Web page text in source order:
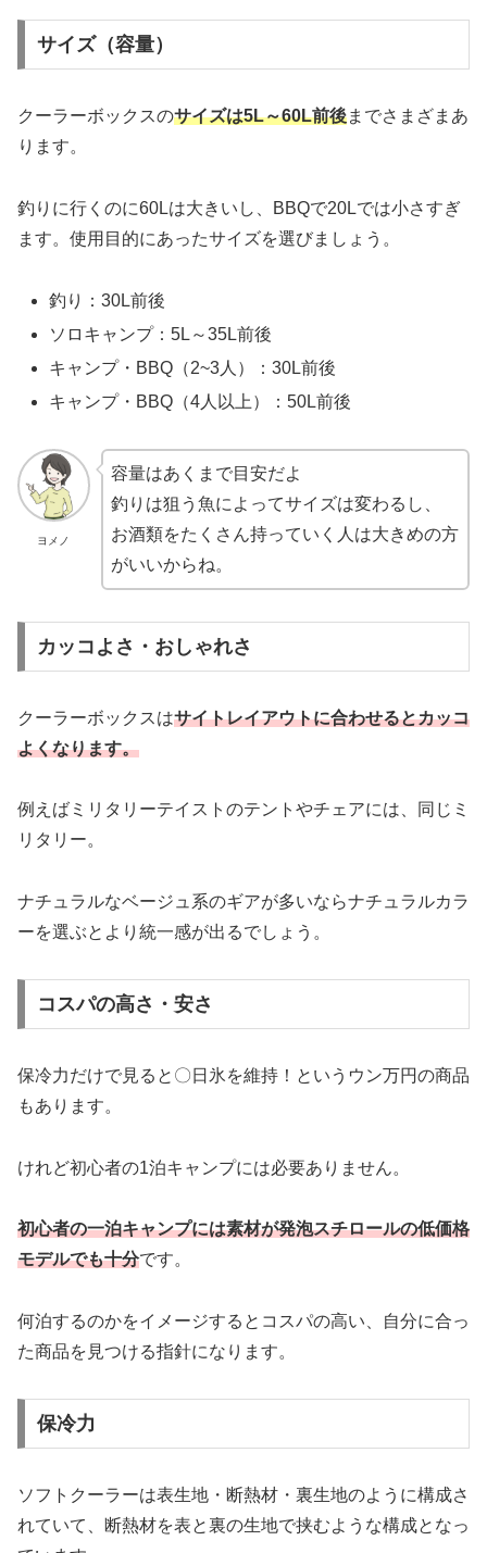
サイズ（容量）
クーラーボックスのサイズは5L～60L前後までさまざまあ
ります。
釣りに行くのに60Lは大きいし、BBQで20Lでは小さすぎ
ます。使用目的にあったサイズを選びましょう。
釣り：30L前後
ソロキャンプ：5L～35L前後
キャンプ・BBQ（2~3人）：30L前後
キャンプ・BBQ（4人以上）：50L前後
ヨメノ
容量はあくまで目安だよ
釣りは狙う魚によってサイズは変わるし、
お酒類をたくさん持っていく人は大きめの方
がいいからね。
カッコよさ・おしゃれさ
クーラーボックスはサイトレイアウトに合わせるとカッコ
よくなります。
例えばミリタリーテイストのテントやチェアには、同じミ
リタリー。
ナチュラルなベージュ系のギアが多いならナチュラルカラ
ーを選ぶとより統一感が出るでしょう。
コスパの高さ・安さ
保冷力だけで見ると〇日氷を維持！というウン万円の商品
もあります。
けれど初心者の1泊キャンプには必要ありません。
初心者の一泊キャンプには素材が発泡スチロールの低価格
モデルでも十分です。
何泊するのかをイメージするとコスパの高い、自分に合っ
た商品を見つける指針になります。
保冷力
ソフトクーラーは表生地・断熱材・裏生地のように構成さ
れていて、断熱材を表と裏の生地で挟むような構成となっ